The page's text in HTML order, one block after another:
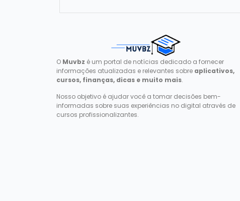
O Muvbz é um portal de notícias dedicado a fornecer
informações atualizadas e relevantes sobre aplicativos,
cursos, finanças, dicas e muito mais.
Nosso objetivo é ajudar você a tomar decisões bem-
informadas sobre suas experiências no digital através de
cursos profissionalizantes.